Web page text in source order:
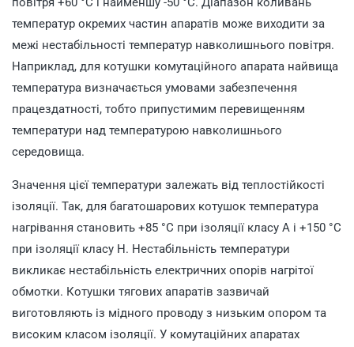
температур окремих частин апаратів може виходити за
межі нестабільності температур навколишнього повітря.
Наприклад, для котушки комутаційного апарата найвища
температура визначається умовами забезпечення
працездатності, тобто припустимим перевищенням
температури над температурою навколишнього
середовища.
Значення цієї температури залежать від теплостійкості
ізоляції. Так, для багатошарових котушок температура
нагрівання становить +85 °С при ізоляції класу А і +150 °С
при ізоляції класу Н. Нестабільність температури
викликає нестабільність електричних опорів нагрітої
обмотки. Котушки тягових апаратів зазвичай
виготовляють із мідного проводу з низьким опором та
високим класом ізоляції. У комутаційних апаратах